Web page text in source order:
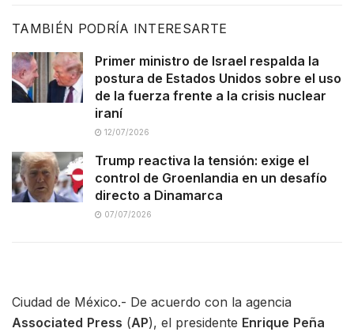
TAMBIÉN PODRÍA INTERESARTE
Primer ministro de Israel respalda la
postura de Estados Unidos sobre el uso
de la fuerza frente a la crisis nuclear
iraní
12/07/2026
Trump reactiva la tensión: exige el
control de Groenlandia en un desafío
directo a Dinamarca
07/07/2026
Ciudad de México.- De acuerdo con la agencia
Associated Press (AP), el presidente Enrique Peña